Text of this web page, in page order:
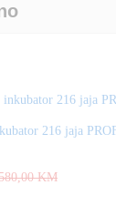
216 jaja
KM